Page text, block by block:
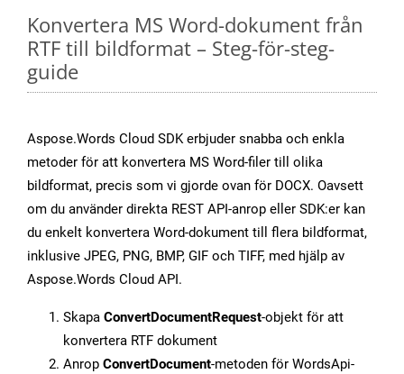
Konvertera MS Word-dokument från
RTF till bildformat – Steg-för-steg-
guide
Aspose.Words Cloud SDK erbjuder snabba och enkla
metoder för att konvertera MS Word-filer till olika
bildformat, precis som vi gjorde ovan för DOCX. Oavsett
om du använder direkta REST API-anrop eller SDK:er kan
du enkelt konvertera Word-dokument till flera bildformat,
inklusive JPEG, PNG, BMP, GIF och TIFF, med hjälp av
Aspose.Words Cloud API.
Skapa ConvertDocumentRequest-objekt för att
konvertera RTF dokument
Anrop ConvertDocument-metoden för WordsApi-